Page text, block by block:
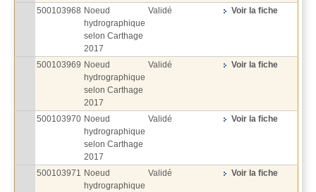
500103968 Noeud
hydrographique
selon Carthage
2017
Validé Voir la fiche
500103969 Noeud
hydrographique
selon Carthage
2017
Validé Voir la fiche
500103970 Noeud
hydrographique
selon Carthage
2017
Validé Voir la fiche
500103971 Noeud
hydrographique
Validé Voir la fiche